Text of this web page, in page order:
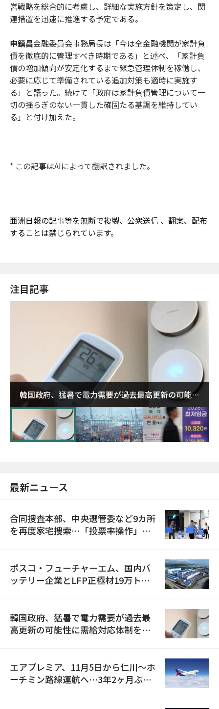
営戦略を総合的に考慮し、詳細な実施方針を策定し、関
連措置を迅速に推進する予定である。
申鎮昌金融委員会事務局長は「今は全金融機関が家計負
債を徹底的に管理すべき時期である」と述べ、「家計負
債の増加傾向が安定化するまで緊急管理体制を稼働し、
必要に応じて準備されている追加対策も適時に実施す
る」と語った。続けて「政府は家計負債管理について一
切の揺らぎのない一貫した確固たる基調を維持してい
る」と付け加えた。
* この記事はAIによって翻訳されました。
亜洲日報の記事等を無断で複製、公衆送信 、翻案、配布
することは禁じられています。
注目記事
韓国政府、猛暑で電力需要が過去最高更新の可能性
に需給対応体制を点検
最新ニュース
合同捜査本部、中央選管委など9カ所
を再度家宅捜索…「投票率操作」の
ポスコ・フューチャーエム、国内バ
ッテリー企業とLFP正極材19万トン
韓国政府、猛暑で電力需要が過去最
高更新の可能性に需給対応体制を点
エアプレミア、11月5日から仁川〜ホ
ーチミン路線運航へ…3年2ヶ月ぶり